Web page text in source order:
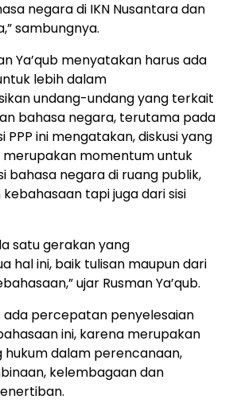
negara di IKN Nusantara dan
sambungnya.
Ya’qub menyatakan harus ada
lebih dalam
undang-undang yang terkait
bahasa negara, terutama pada
PPP ini mengatakan, diskusi yang
momentum untuk
bahasa negara di ruang publik,
tapi juga dari sisi
satu gerakan yang
hal ini, baik tulisan maupun dari
ujar Rusman Ya’qub.
ada percepatan penyelesaian
ini, karena merupakan
hukum dalam perencanaan,
kelembagaan dan